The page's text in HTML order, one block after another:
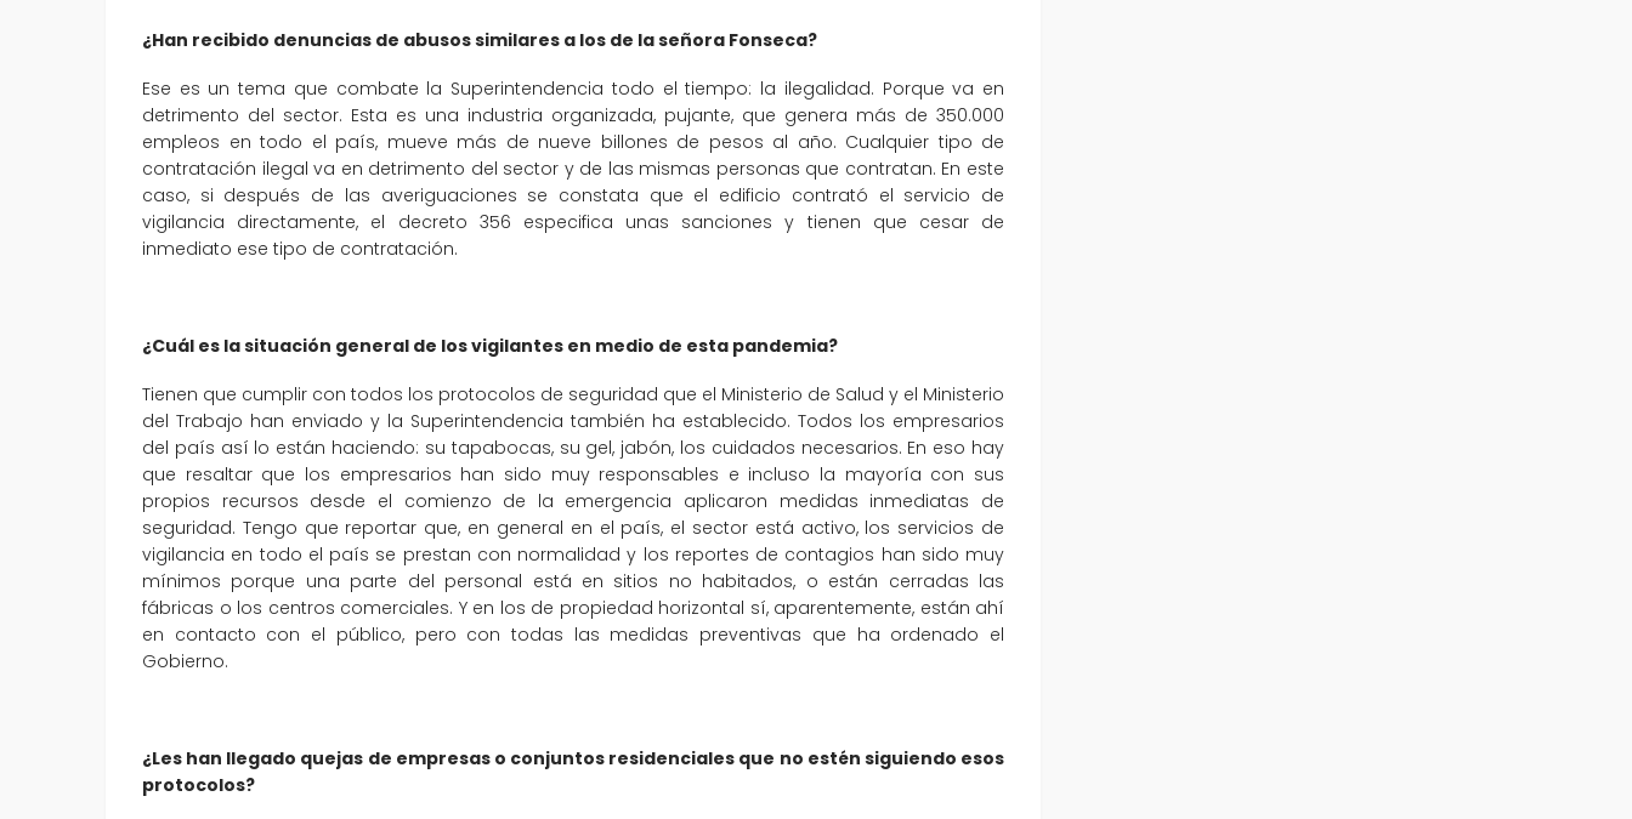
¿Han recibido denuncias de abusos similares a los de la señora Fonseca?
Ese es un tema que combate la Superintendencia todo el tiempo: la ilegalidad. Porque va en
detrimento del sector. Esta es una industria organizada, pujante, que genera más de 350.000
empleos en todo el país, mueve más de nueve billones de pesos al año. Cualquier tipo de
contratación ilegal va en detrimento del sector y de las mismas personas que contratan. En este
caso, si después de las averiguaciones se constata que el edificio contrató el servicio de
vigilancia directamente, el decreto 356 especifica unas sanciones y tienen que cesar de
inmediato ese tipo de contratación.
¿Cuál es la situación general de los vigilantes en medio de esta pandemia?
Tienen que cumplir con todos los protocolos de seguridad que el Ministerio de Salud y el Ministerio
del Trabajo han enviado y la Superintendencia también ha establecido. Todos los empresarios
del país así lo están haciendo: su tapabocas, su gel, jabón, los cuidados necesarios. En eso hay
que resaltar que los empresarios han sido muy responsables e incluso la mayoría con sus
propios recursos desde el comienzo de la emergencia aplicaron medidas inmediatas de
seguridad. Tengo que reportar que, en general en el país, el sector está activo, los servicios de
vigilancia en todo el país se prestan con normalidad y los reportes de contagios han sido muy
mínimos porque una parte del personal está en sitios no habitados, o están cerradas las
fábricas o los centros comerciales. Y en los de propiedad horizontal sí, aparentemente, están ahí
en contacto con el público, pero con todas las medidas preventivas que ha ordenado el
Gobierno.
¿Les han llegado quejas de empresas o conjuntos residenciales que no estén siguiendo esos
protocolos?